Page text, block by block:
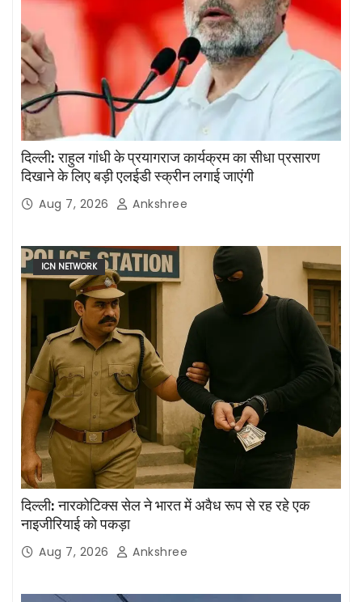
दिल्ली: राहुल गांधी के प्रयागराज कार्यक्रम का सीधा प्रसारण
दिखाने के लिए बड़ी एलईडी स्क्रीन लगाई जाएंगी
Aug 7, 2026 Ankshree
ICN NETWORK
दिल्ली: नारकोटिक्स सेल ने भारत में अवैध रूप से रह रहे एक
नाइजीरियाई को पकड़ा
Aug 7, 2026 Ankshree